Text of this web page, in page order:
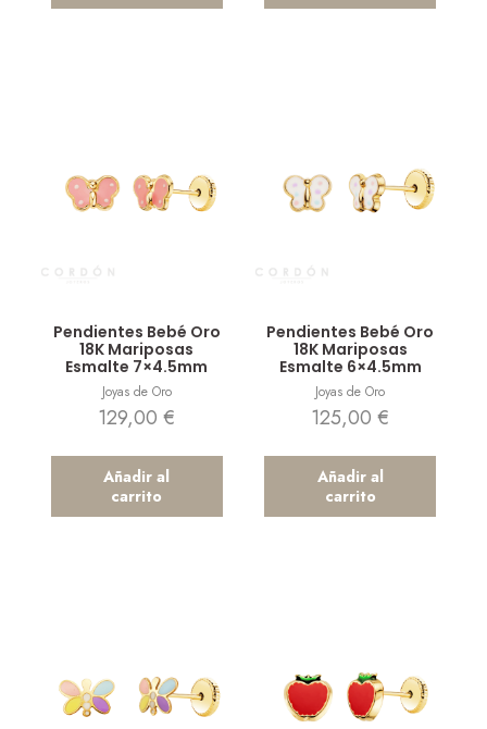
Pendientes Bebé Oro
18K Mariposas
Esmalte 7×4.5mm
Joyas de Oro
129,00€
Añadir al
carrito
Pendientes Bebé Oro
18K Mariposas
Esmalte 6×4.5mm
Joyas de Oro
125,00€
Añadir al
carrito